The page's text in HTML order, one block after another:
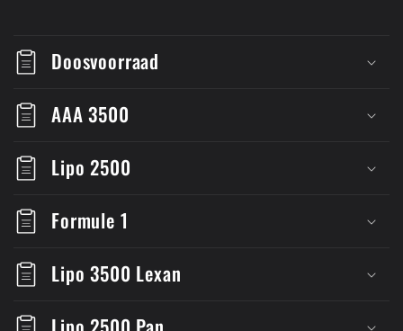
Doosvoorraad
AAA 3500
Lipo 2500
Formule 1
Lipo 3500 Lexan